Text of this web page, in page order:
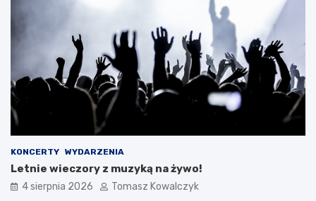
KONCERTY WYDARZENIA
Letnie wieczory z muzyką na żywo!
4 sierpnia 2026 Tomasz Kowalczyk